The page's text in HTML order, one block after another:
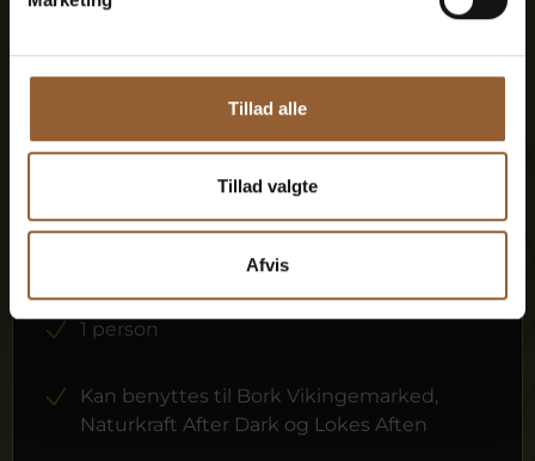
Tillad alle
Tillad valgte
Afvis
449 KR
12 måneders fri adgang til alle vores
1 person
Kan benyttes til Bork Vikingemarked,
Naturkraft After Dark og Lokes Aften